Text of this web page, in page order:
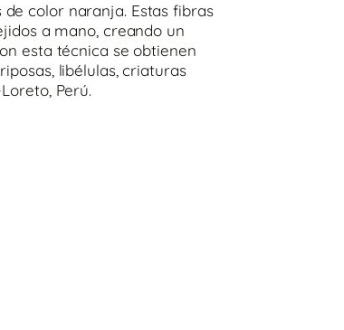
color naranja. Estas fibras
a mano, creando un
esta técnica se obtienen
libélulas, criaturas
Perú.